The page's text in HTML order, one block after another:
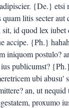
{De.} etsi
litis secter aut
id quod lex iubet
accipe. {Ph.}
iniquom postulo?
publicumst?
ubi abusu'
an, ut
proxumo